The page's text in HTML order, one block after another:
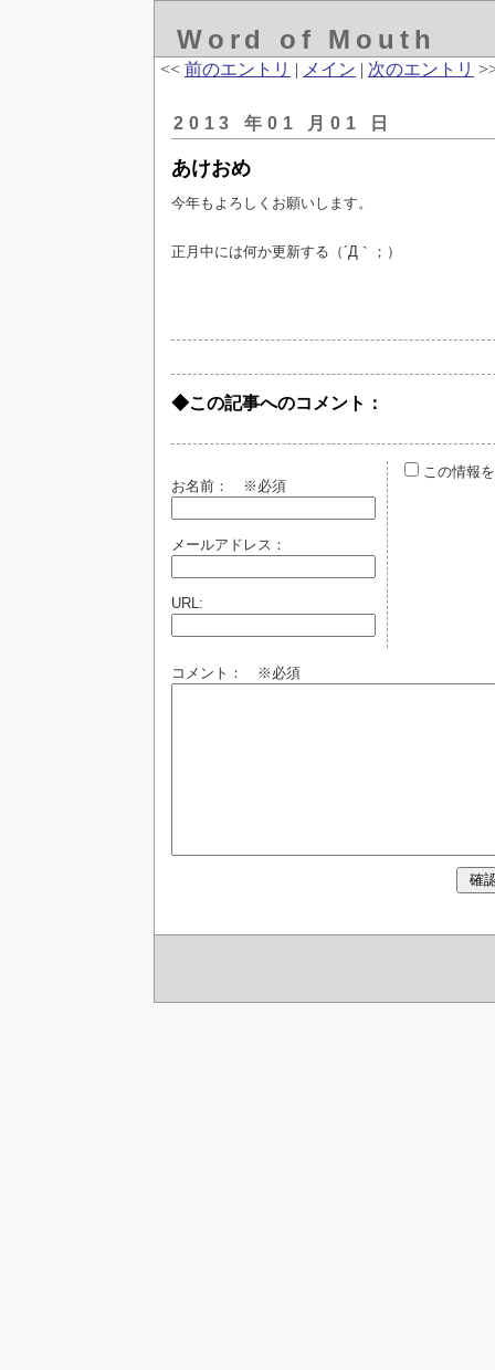
Word of Mouth
<< 前のエントリ | メイン | 次のエントリ
2013 年01 月01 日
あけおめ
今年もよろしくお願いします。
正月中には何か更新する（´Д｀；）
◆この記事へのコメント：
お名前： ※必須
メールアドレス：
URL:
この情報
コメント： ※必須